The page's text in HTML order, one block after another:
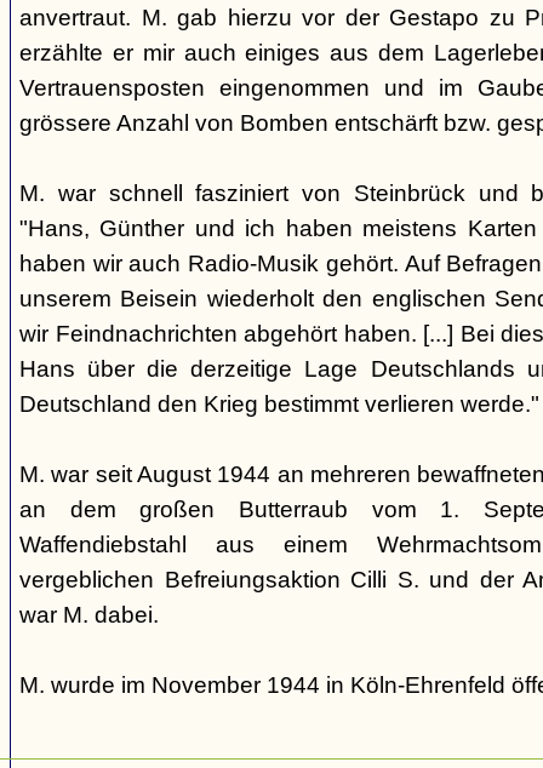
anvertraut. M. gab hierzu vor der Gestapo zu
erzählte er mir auch einiges aus dem
Vertrauensposten eingenommen und im
grössere Anzahl von Bomben entschärft bzw.
M. war schnell fasziniert von Steinbrück und
"Hans, Günther und ich haben meistens
haben wir auch Radio-Musik gehört. Auf
unserem Beisein wiederholt den englischen
wir Feindnachrichten abgehört haben. [...] Bei
Hans über die derzeitige Lage Deutschlands
Deutschland den Krieg bestimmt verlieren werde."
M. war seit August 1944 an mehreren
an dem großen Butterraub vom 1.
Waffendiebstahl aus einem
vergeblichen Befreiungsaktion Cilli S. und der
war M. dabei.
M. wurde im November 1944 in Köln-Ehrenfeld